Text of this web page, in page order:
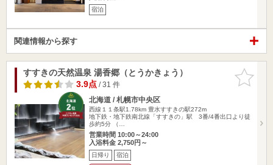
宿泊
関連情報から探す
お気に入
りに追加
すすきの天然温泉 湯香郷（とうかきょう）
3.9点/ 31 件
北海道 / 札幌市中央区
西線１１条駅1.78km 豊水すすきの駅272m
地下鉄・地下鉄南北線「すすきの」駅 3番/4番出口より徒
歩約5分 （…
営業時間 10:00～24:00
入浴料金 2,750円～
日帰り 宿泊